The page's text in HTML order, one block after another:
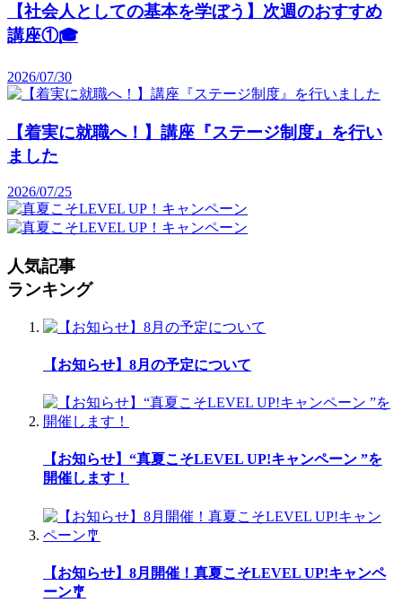
【社会人としての基本を学ぼう】次週のおすすめ
講座①🎓️
2026/07/30
【着実に就職へ！】講座『ステージ制度』を行い
ました
2026/07/25
人気記事
ランキング
【お知らせ】8月の予定について
【お知らせ】“真夏こそLEVEL UP!キャンペーン ”を
開催します！
【お知らせ】8月開催！真夏こそLEVEL UP!キャンペ
ーン🎐